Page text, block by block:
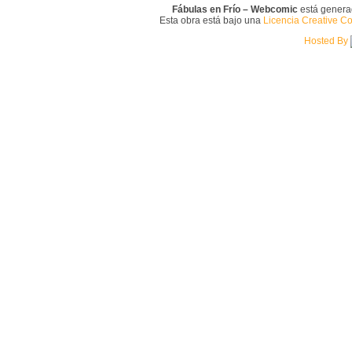
Fábulas en Frío – Webcomicestá
Esta obra está bajo una Licencia Creative
Hosted By